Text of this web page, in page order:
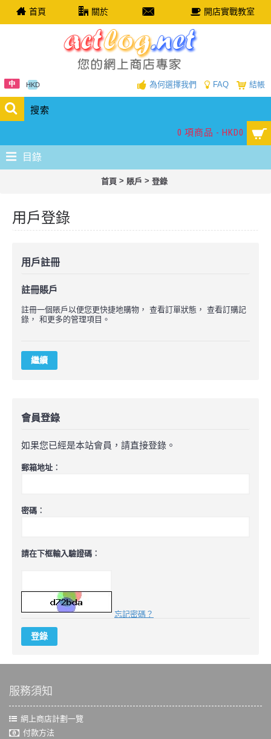
首頁 關於 開店實戰教室
0 項商品 - HKD0
HKD 為何選擇我們 FAQ 結帳
目錄
首頁 > 賬戶 > 登錄
用戶登錄
用戶註冊
註冊賬戶
註冊一個賬戶以便您更快捷地購物， 查看訂單狀態， 查看訂購記
錄， 和更多的管理項目。
繼續
會員登錄
如果您已經是本站會員，請直接登錄。
郵箱地址︰
密碼︰
請在下框輸入驗證碼︰
忘記密碼？
登錄
服務須知
網上商店計劃一覽
付款方法